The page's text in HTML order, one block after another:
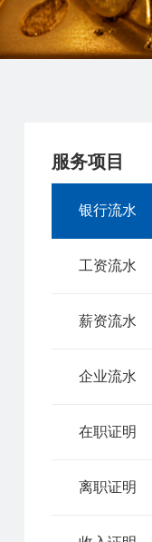
服务项目
银行流水
工资流水
薪资流水
企业流水
在职证明
离职证明